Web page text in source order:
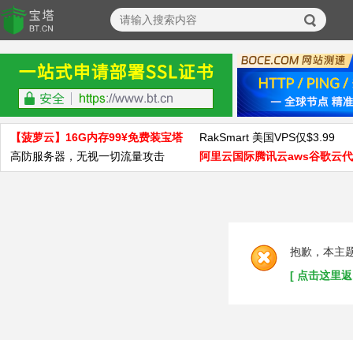
【菠萝云】16G内存99¥免费装宝塔
RakSmart 美国VPS仅$3.99
高防服务器，无视一切流量攻击
阿里云国际腾讯云aws谷歌云
抱歉，本主
[ 点击这里